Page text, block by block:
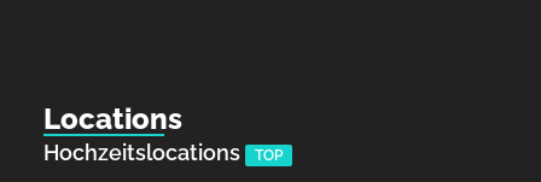
Locations
Hochzeitslocations TOP